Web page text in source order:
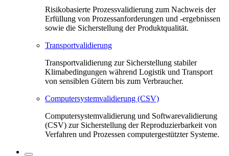
Risikobasierte Prozessvalidierung zum Nachweis der
Erfüllung von Prozessanforderungen und -ergebnissen
sowie die Sicherstellung der Produktqualität.
Transportvalidierung
Transportvalidierung zur Sicherstellung stabiler
Klimabedingungen während Logistik und Transport
von sensiblen Gütern bis zum Verbraucher.
Computersystemvalidierung (CSV)
Computersystemvalidierung und Softwarevalidierung
(CSV) zur Sicherstellung der Reproduzierbarkeit von
Verfahren und Prozessen computergestützter Systeme.